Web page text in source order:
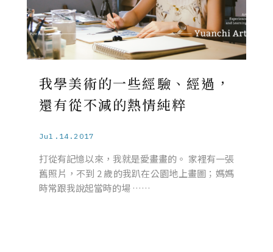
我學美術的一些經驗、經過，
還有從不減的熱情純粹
Jul.14.2017
打從有記憶以來，我就是愛畫畫的。 家裡有一張
舊照片，不到 2 歲的我趴在公園地上畫圖；媽媽
時常跟我說起當時的場 ……